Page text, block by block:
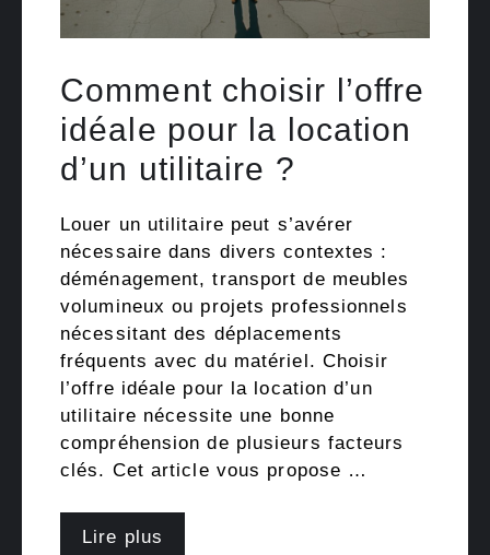
Comment choisir l’offre
idéale pour la location
d’un utilitaire ?
Louer un utilitaire peut s’avérer
nécessaire dans divers contextes :
déménagement, transport de meubles
volumineux ou projets professionnels
nécessitant des déplacements
fréquents avec du matériel. Choisir
l’offre idéale pour la location d’un
utilitaire nécessite une bonne
compréhension de plusieurs facteurs
clés. Cet article vous propose …
Lire plus